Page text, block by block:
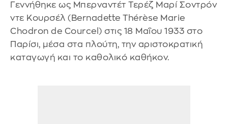
Γεννήθηκε ως Μπερναντέτ Τερέζ Μαρί Σοντρόν
ντε Κουρσέλ (Bernadette Thérèse Marie
Chodron de Courcel) στις 18 Μαΐου 1933 στο
Παρίσι, μέσα στα πλούτη, την αριστοκρατική
καταγωγή και το καθολικό καθήκον.